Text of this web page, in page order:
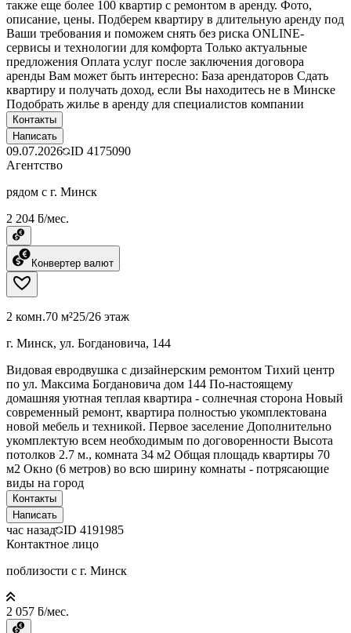
также еще более 100 квартир с ремонтом в аренду. Фото,
описание, цены. Подберем квартиру в длительную аренду под
Ваши требования и поможем снять без риска ONLINE-
сервисы и технологии для комфорта Только актуальные
предложения Оплата услуг после заключения договора
аренды Вам может быть интересно: База арендаторов Сдать
квартиру и получать доход, если Вы находитесь не в Минске
Подобрать жилье в аренду для специалистов компании
Контакты
Написать
09.07.2026 ID 4175090
Агентство
рядом с г. Минск
2 204 ƃ/мес.
Конвертер валют
2 комн.70 м²25/26 этаж
г. Минск, ул. Богдановича, 144
Видовая евродвушка с дизайнерским ремонтом Тихий центр
по ул. Максима Богдановича дом 144 По-настоящему
домашняя уютная теплая квартира - солнечная сторона Новый
современный ремонт, квартира полностью укомплектована
новой мебель и техникой. Первое заселение Дополнительно
укомплектую всем необходимым по договоренности Высота
потолков 2.7 м., комната 34 м2 Общая площадь квартиры 70
м2 Окно (6 метров) во всю ширину комнаты - потрясающие
виды на город
Контакты
Написать
час назад ID 4191985
Контактное лицо
поблизости с г. Минск
2 057 ƃ/мес.